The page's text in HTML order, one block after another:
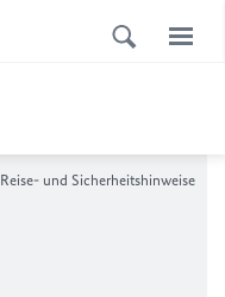
Reise- und Sicherheitshinweise